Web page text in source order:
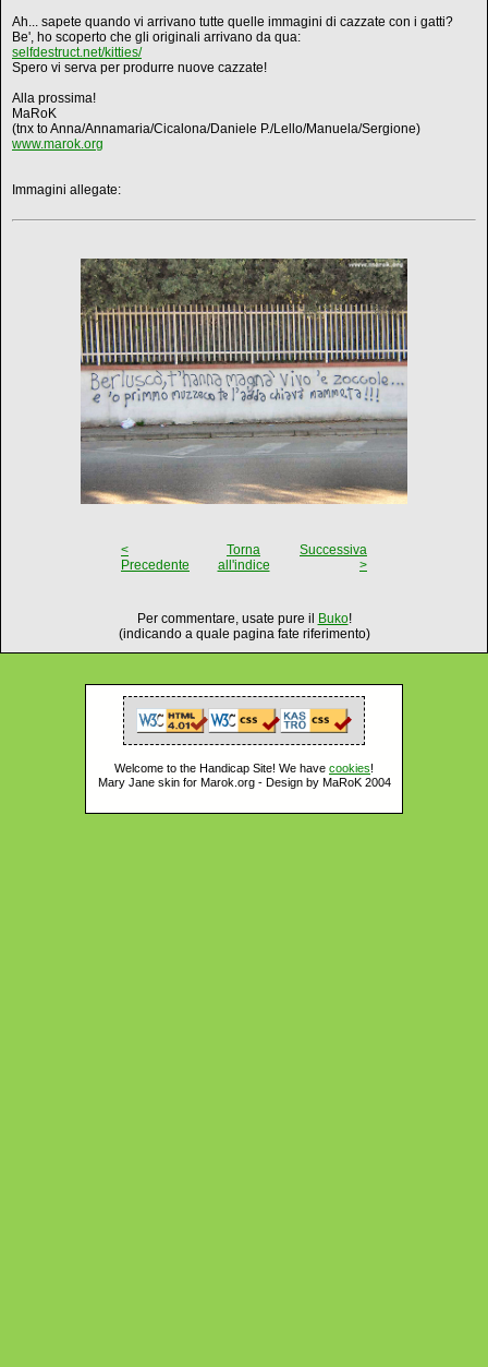
Ah... sapete quando vi arrivano tutte quelle immagini di cazzate con i gatti?
Be', ho scoperto che gli originali arrivano da qua:
selfdestruct.net/kitties/
Spero vi serva per produrre nuove cazzate!
Alla prossima!
MaRoK
(tnx to Anna/Annamaria/Cicalona/Daniele P./Lello/Manuela/Sergione)
www.marok.org
Immagini allegate:
<
Precedente
Torna
all'indice
Successiva
>
Per commentare, usate pure il Buko!
(indicando a quale pagina fate riferimento)
Welcome to the Handicap Site! We have cookies!
Mary Jane skin for Marok.org - Design by MaRoK 2004